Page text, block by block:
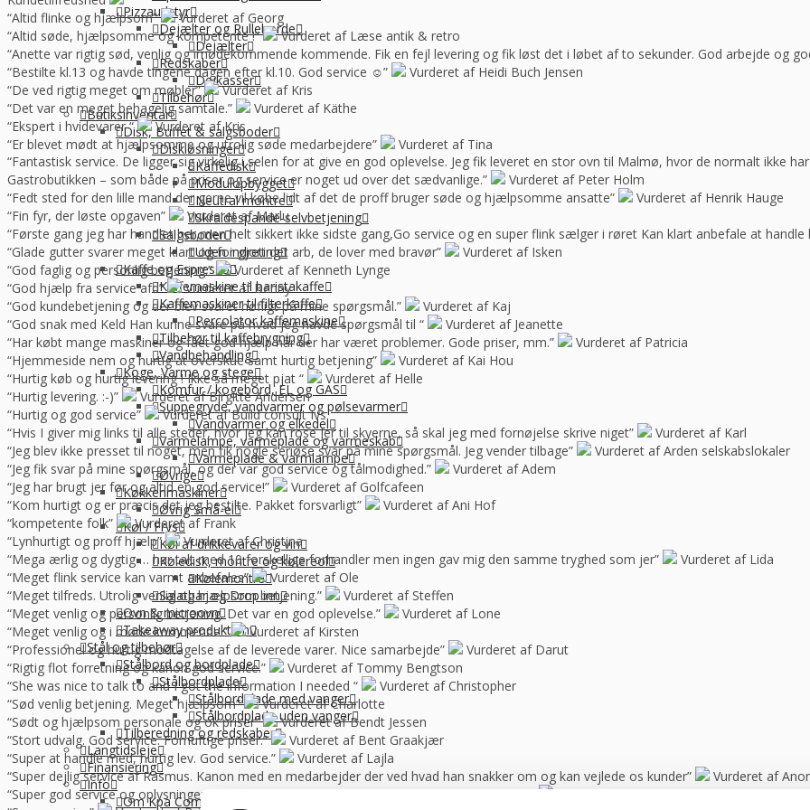
Pizzaudstyr
Dejælter og Rulleborde
Dejælter
Redskaber
Dejkasser
Tilbehør
Butiksinventar
Disk, Buffet & salgsboder
Diskløsninger
Kaffedisk
Modulopbygget
Neutral montre
Skraldespande-selvbetjening
Salgsboder
Uden indreting
Kaffe og Espresso
Kaffemaskine til baristakaffe
Kaffemaskiner til filterkaffe
Percolator kaffemaskine
Tilbehør til kaffebrygning
Vandbehandling
Koge, Varme og stege
Komfur / kogebord, EL og GAS
Suppegryde, vandvarmer og pølsevarmer
Vandvarmer og elkedel
Varmelampe, varmeplade og varmeskab
Varmeplade & varmlampe
Øvrige
Køkkenmaskiner
Øvrig Små-el
Køl / Frys
Køl af drikkevarer og vin
Køledisk, montre og kølereol
Kølemontre
Salatbar og Drop inn
Ovn & microovn
Takeaway produktion
Stål og tilbehør
Stålbord og bordplade
Stålbordplade
Stålbordplade med vanger
Stålbordplade uden vanger
Tilberedning og redskaber
Langtidsleje
Finansiering
Info
Om Kpa Company
“Altid flinke og hjælpsom”
Vurderet af Georg
“Altid søde, hjælpsomme og kompetente !”
Vurderet af Læse antik & retro
“Anette var rigtig sød, venlig og imødekommende kommende. Fik en fejl levering og fik løst det i løbet af to sekunder. God arbejde og
“Bestilte kl.13 og havde tingene dagen efter kl.10. God service ☺”
Vurderet af Heidi Buch Jensen
“De ved rigtig meget om møbler”
Vurderet af Kris
“Det var en meget behagelig samtale.”
Vurderet af Käthe
“Ekspert i hvidevarer “
Vurderet af Kris
“Er blevet mødt at hjælpsomme og utrolig søde medarbejdere”
Vurderet af Tina
“Fantastisk service. De ligger sig virkelig i selen for at give en god oplevelse. Jeg fik leveret en stor ovn til Malmø, hvor de normalt ikke
Gastrobutikken – som både på priser og service er noget ud over det sædvanlige.”
Vurderet af Peter Holm
“Fedt sted for den lille mand der gerne vil købe lidt af det de proff bruger søde og hjælpsomme ansatte”
Vurderet af Henrik Hauge
“Fin fyr, der løste opgaven”
Vurderet af Marlu
“Første gang jeg har handlet her,men helt sikkert ikke sidste gang,Go service og en super flink sælger i røret Kan klart anbefale at handle
“Glade gutter svarer meget klart og for gjort det arb, de lover med bravør”
Vurderet af Isken
“God faglig og personlig betjening.”
Vurderet af Kenneth Lynge
“God hjælp fra service afd”
Vurderet af Benny
“God kundebetjening og der blev svaret høfligt på mine spørgsmål.”
Vurderet af Kaj
“God snak med Keld Han kunne svare på hvad jeg havde spørgsmål til “
Vurderet af Jeanette
“Har købt mange maskiner og fået god hjælp når der har været problemer. Gode priser, mm.”
Vurderet af Patricia
“Hjemmeside nem og hurtig at overskue samt hurtig betjening”
Vurderet af Kai Hou
“Hurtig køb og hurtig levering ! Ikke så meget pjat “
Vurderet af Helle
“Hurtig levering. :-)”
Vurderet af Birgitte Andersen
“Hurtig og god service”
Vurderet af Build consult Ivs
“Hvis I giver mig links til alle steder, hvor jeg kan rose jer til skyerne, så skal jeg med fornøjelse skrive niget”
Vurderet af Karl
“Jeg blev ikke presset til noget, men fik nogle seriøse svar på mine spørgsmål. Jeg vender tilbage”
Vurderet af Arden selskabslokaler
“Jeg fik svar på mine spørgsmål, og der var god service og tålmodighed.”
Vurderet af Adem
“Jeg har brugt jer før og altid en god service!”
Vurderet af Golfcafeen
“Kom hurtigt og er præcis det jeg bestilte. Pakket forsvarligt”
Vurderet af Ani Hof
“kompetente folk”
Vurderet af Frank
“Lynhurtigt og proff hjælp”
Vurderet af Christina
“Mega ærlig og dygtig … har talt med 10 forskellige forhandler men ingen gav mig den samme tryghed som jer”
Vurderet af Lida
“Meget flink service kan varmt anbefales”
Vurderet af Ole
“Meget tilfreds. Utrolig venlig og hjælpsom betjening.”
Vurderet af Steffen
“Meget venlig og personlig betjening. Det var en god oplevelse.”
Vurderet af Lone
“Meget venlig og i møde kommende.”
Vurderet af Kirsten
“Professionel og hurtig modtagelse af de leverede varer. Nice samarbejde”
Vurderet af Darut
“Rigtig flot forretning og kanon god service.”
Vurderet af Tommy Bengtson
“She was nice to talk to and I got the information I needed “
Vurderet af Christopher
“Sød venlig betjening. Meget hjælpsom”
Vurderet af Charlotte
“Sødt og hjælpsom personale og ok priser”
Vurderet af Bendt Jessen
“Stort udvalg. God service. Fornuftige priser.”
Vurderet af Bent Graakjær
“Super at handle med, hurtig lev. God service.”
Vurderet af Lajla
“Super dejlig service af Rasmus. Kanon med en medarbejder der ved hvad han snakker om og kan vejlede os kunder”
Vurderet af
“Super god service og oplysninger som vi kan bruge til noget. For klart vores anbefalinger.”